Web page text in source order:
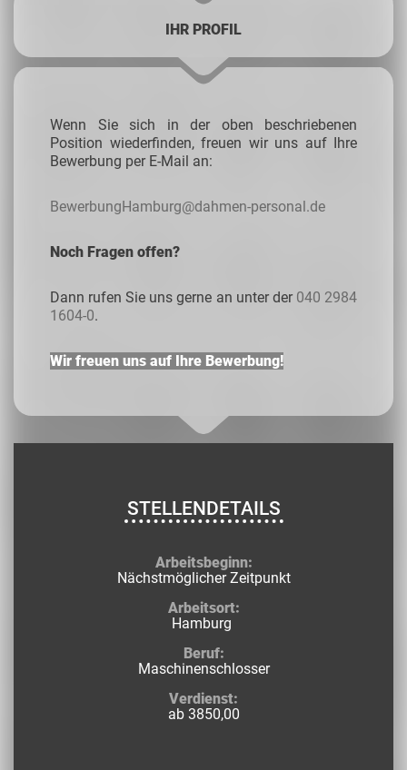
IHR PROFIL
Wenn Sie sich in der oben beschriebenen
Position wiederfinden, freuen wir uns auf Ihre
Bewerbung per E-Mail an:
BewerbungHamburg@dahmen-personal.de
Noch Fragen offen?
Dann rufen Sie uns gerne an unter der 040 2984
1604-0.
Wir freuen uns auf Ihre Bewerbung!
STELLENDETAILS
Arbeitsbeginn:
Nächstmöglicher Zeitpunkt
Arbeitsort:
Hamburg
Beruf:
Maschinenschlosser
Verdienst:
ab 3850,00